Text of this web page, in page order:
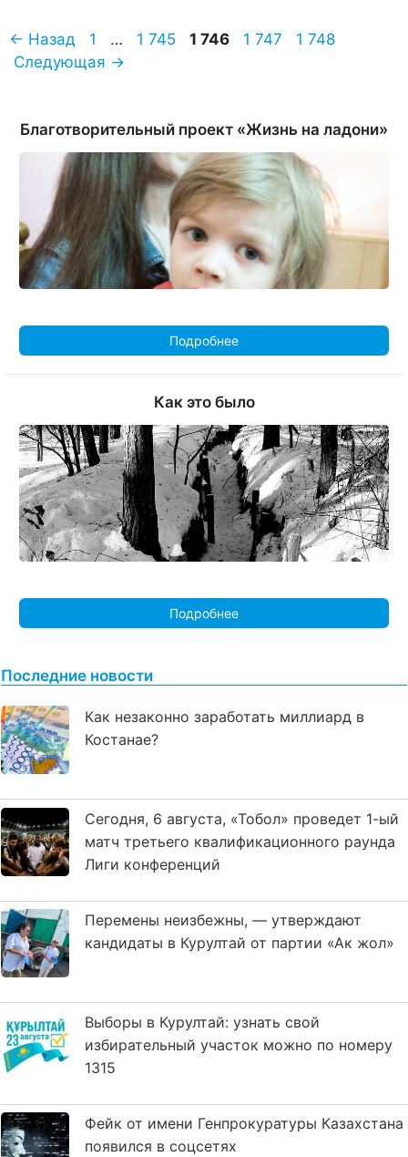
← Назад Страница
1 … Страница
1 745 Страница
1 746 Страница
1 747 Страница
1 748
Следующая →
Благотворительный проект «Жизнь на ладони»
Подробнее
Как это было
Подробнее
Последние новости
Как незаконно заработать миллиард в
Костанае?
Сегодня, 6 августа, «Тобол» проведет 1-ый
матч третьего квалификационного раунда
Лиги конференций
Перемены неизбежны, — утверждают
кандидаты в Курултай от партии «Ак жол»
Выборы в Курултай: узнать свой
избирательный участок можно по номеру
1315
Фейк от имени Генпрокуратуры Казахстана
появился в соцсетях